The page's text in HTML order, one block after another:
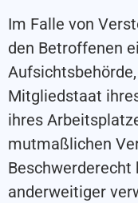
Im Falle von
den Betroffenen
Mitgliedstaat
ihres
mutmaßlichen
anderweitiger